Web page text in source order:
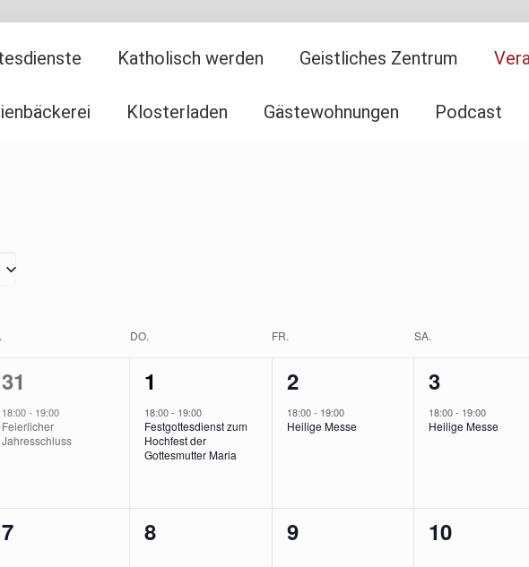
Katholisch werden Geistliches Zentrum
Klosterladen Gästewohnungen Podcast
DO. FR. SA.
1
Veranstaltung,
31
18:00- 19:00
Feierlicher
Jahresschluss
1
Veranstaltung,
1
18:00- 19:00
Festgottesdienst zum
Hochfest der
Gottesmutter Maria
1
Veranstaltung,
2
18:00- 19:00
Heilige Messe
1
3
18:00- 19:00
Heilige Messe
0
7
0
8
0
9
0
10